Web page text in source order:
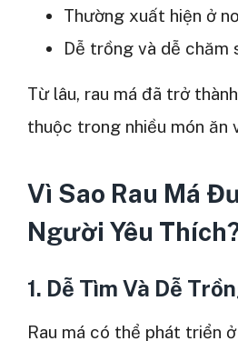
Thường xuất hiện ở
Dễ trồng và dễ chăm
Từ lâu, rau má đã trở
thuộc trong nhiều món ăn
Vì Sao Rau Má
Người Yêu
1. Dễ Tìm Và Dễ
Rau má có thể phát triển